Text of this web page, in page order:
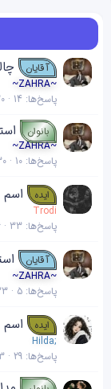
آقایان
~ZAHRA~
پاسخ‌ها 14
بانوان
~ZAHRA~
پاسخ‌ها 10
ایده اسم
Trodi
پاسخ‌ها 33
آقایان
~ZAHRA~
پاسخ‌ها 5
ایده اسم
Hilda;
پاسخ‌ها 29